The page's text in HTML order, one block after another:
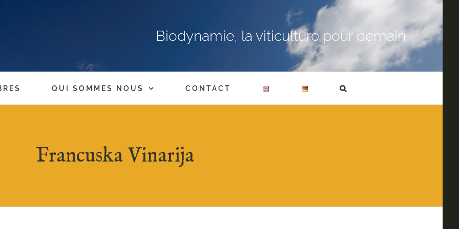
Biodynamie, la viticulture pour demain.
QUI SOMMES NOUS CONTACT
Francuska Vinarija